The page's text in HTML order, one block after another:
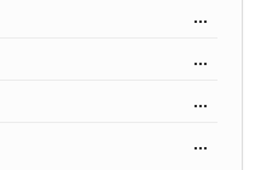
...
...
...
...